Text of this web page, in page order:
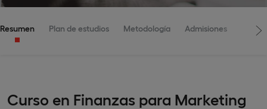
Resumen Plan de estudios Metodología Admisiones
Curso en Finanzas para Marketing